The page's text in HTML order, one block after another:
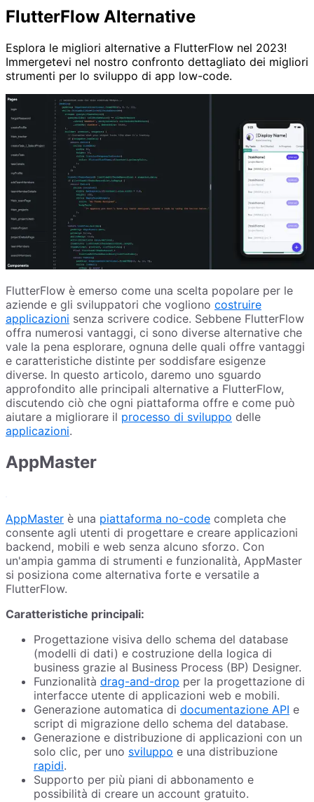
FlutterFlow Alternative
Esplora le migliori alternative a FlutterFlow nel 2023!
Immergetevi nel nostro confronto dettagliato dei migliori
strumenti per lo sviluppo di app low-code.
FlutterFlow è emerso come una scelta popolare per le
aziende e gli sviluppatori che vogliono costruire
applicazioni senza scrivere codice. Sebbene FlutterFlow
offra numerosi vantaggi, ci sono diverse alternative che
vale la pena esplorare, ognuna delle quali offre vantaggi
e caratteristiche distinte per soddisfare esigenze
diverse. In questo articolo, daremo uno sguardo
approfondito alle principali alternative a FlutterFlow,
discutendo ciò che ogni piattaforma offre e come può
aiutare a migliorare il processo di sviluppo delle
applicazioni.
AppMaster
AppMaster è una piattaforma no-code completa che
consente agli utenti di progettare e creare applicazioni
backend, mobili e web senza alcuno sforzo. Con
un'ampia gamma di strumenti e funzionalità, AppMaster
si posiziona come alternativa forte e versatile a
FlutterFlow.
Caratteristiche principali:
Progettazione visiva dello schema del database
(modelli di dati) e costruzione della logica di
business grazie al Business Process (BP) Designer.
Funzionalità drag-and-drop per la progettazione di
interfacce utente di applicazioni web e mobili.
Generazione automatica di documentazione API e
script di migrazione dello schema del database.
Generazione e distribuzione di applicazioni con un
solo clic, per uno sviluppo e una distribuzione
rapidi.
Supporto per più piani di abbonamento e
possibilità di creare un account gratuito.